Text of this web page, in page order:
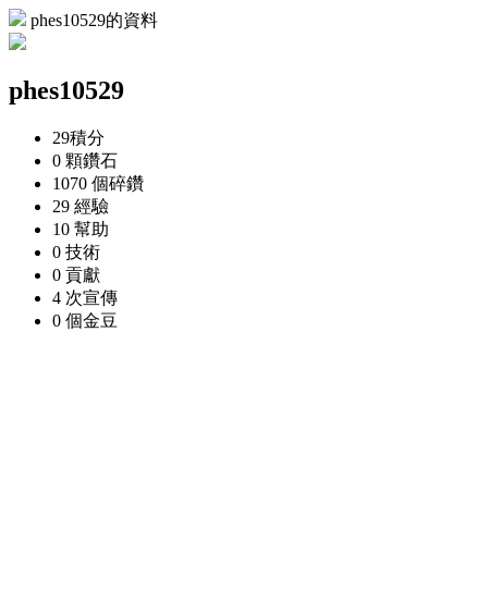
phes10529的資料
phes10529
29積分
0 顆鑽石
1070 個碎鑽
29 經驗
10 幫助
0 技術
0 貢獻
4 次宣傳
0 個金豆